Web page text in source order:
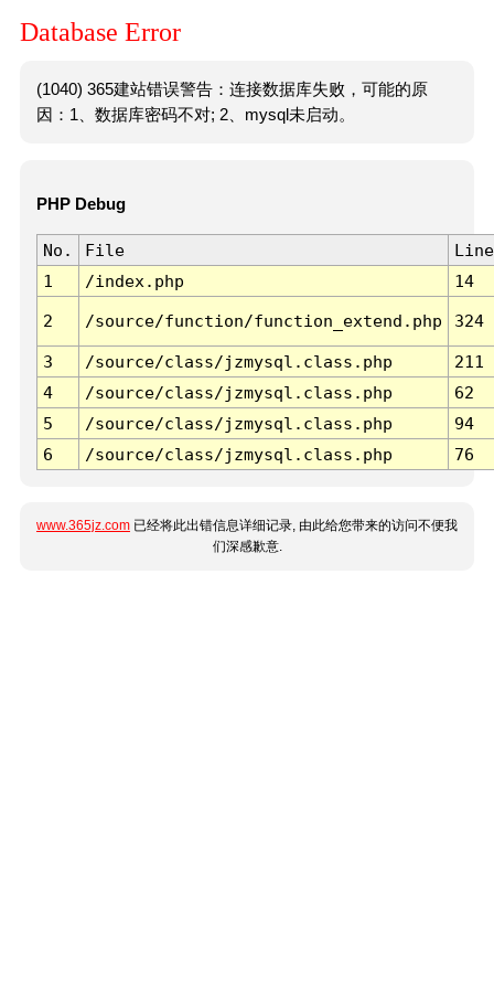
Database Error
(1040) 365建站错误警告：连接数据库失败，可能的原
因：1、数据库密码不对; 2、mysql未启动。
PHP Debug
No. File
Line
1
/index.php 14
2 /source/function/function_extend.php 324
3 /source/class/jzmysql.class.php
211
4
/source/class/jzmysql.class.php
62
5
/source/class/jzmysql.class.php
94
6
/source/class/jzmysql.class.php 76
www.365jz.com 已经将此出错信息详细记录, 由此给您带来的访问不便我
们深感歉意.